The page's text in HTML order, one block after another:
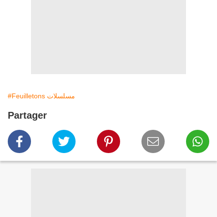
#Feuilletons مسلسلات
Partager